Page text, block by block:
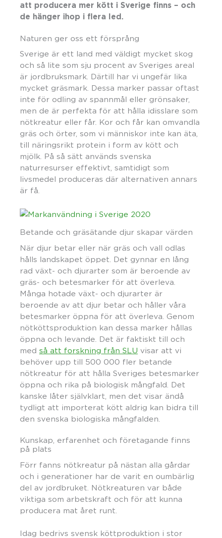
att producera mer kött i Sverige finns – och
de hänger ihop i flera led.
Naturen ger oss ett försprång
Sverige är ett land med väldigt mycket skog
och så lite som sju procent av Sveriges areal
är jordbruksmark. Därtill har vi ungefär lika
mycket gräsmark. Dessa marker passar oftast
inte för odling av spannmål eller grönsaker,
men de är perfekta för att hålla idisslare som
nötkreatur eller får. Kor och får kan omvandla
gräs och örter, som vi människor inte kan äta,
till näringsrikt protein i form av kött och
mjölk. På så sätt används svenska
naturresurser effektivt, samtidigt som
livsmedel produceras där alternativen annars
är få.
Betande och gräsätande djur skapar värden
När djur betar eller när gräs och vall odlas
hålls landskapet öppet. Det gynnar en lång
rad växt- och djurarter som är beroende av
gräs- och betesmarker för att överleva.
Många hotade växt- och djurarter är
beroende av att djur betar och håller våra
betesmarker öppna för att överleva. Genom
nötköttsproduktion kan dessa marker hållas
öppna och levande. Det är faktiskt till och
med så att forskning från SLU visar att vi
behöver upp till 500 000 fler betande
nötkreatur för att hålla Sveriges betesmarker
öppna och rika på biologisk mångfald.⁠ Det
kanske låter självklart, men det visar ändå
tydligt att importerat kött aldrig kan bidra till
den svenska biologiska mångfalden.
Kunskap, erfarenhet och företagande finns
på plats
Förr fanns nötkreatur på nästan alla gårdar
och i generationer har de varit en oumbärlig
del av jordbruket. Nötkreaturen var både
viktiga som arbetskraft och för att kunna
producera mat året runt.
Idag bedrivs svensk köttproduktion i stor